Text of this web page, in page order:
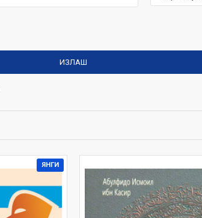
ИЗЛАШ
ЯНГИ